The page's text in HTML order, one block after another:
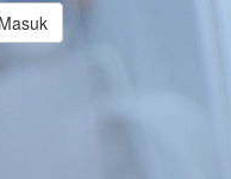
Masuk